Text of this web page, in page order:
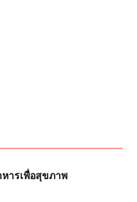
ารเพื่อสุขภาพ